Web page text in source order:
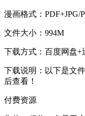
漫画格式：PDF+JPG/
文件大小：994M
下载方式：百度网盘+
下载说明：以下是文
后查看！
付费资源